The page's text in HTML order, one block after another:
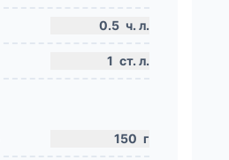
0.5 ч. л.
1 ст. л.
150 г